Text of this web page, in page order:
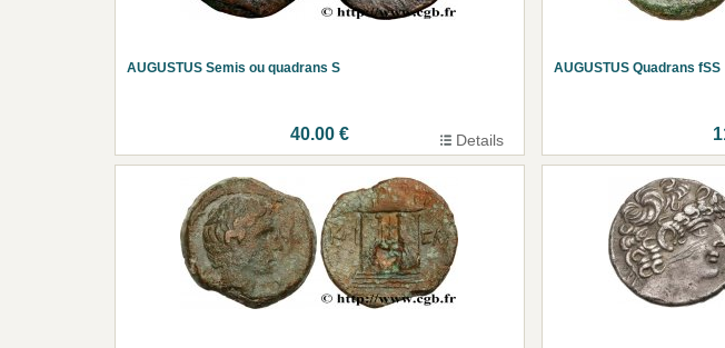
AUGUSTUS Semis ou quadrans S
40.00 € Details
AUGUSTUS Quadrans fSS